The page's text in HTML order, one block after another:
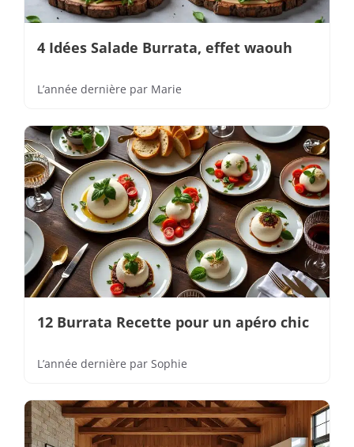
4 Idées Salade Burrata, effet waouh
L’année dernière par Marie
12 Burrata Recette pour un apéro chic
L’année dernière par Sophie